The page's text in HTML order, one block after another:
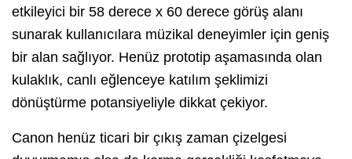
etkileyici bir 58 derece x 60 derece görüş alanı
sunarak kullanıcılara müzikal deneyimler için geniş
bir alan sağlıyor. Henüz prototip aşamasında olan
kulaklık, canlı eğlenceye katılım şeklimizi
dönüştürme potansiyeliyle dikkat çekiyor.
Canon henüz ticari bir çıkış zaman çizelgesi